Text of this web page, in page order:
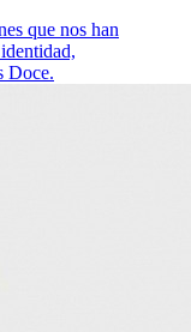
que nos han
Doce.